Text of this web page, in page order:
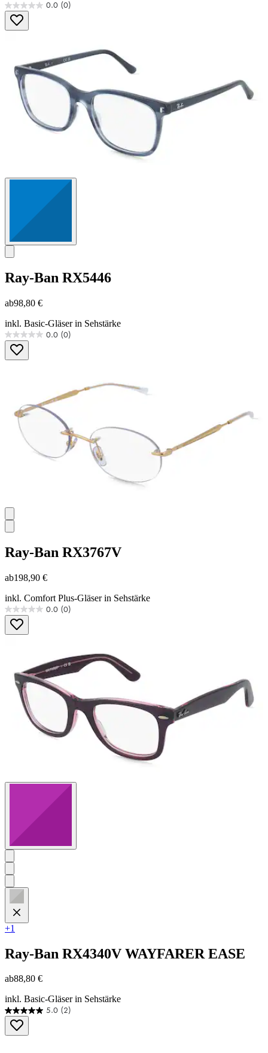
0.0 (0)
0.0
von
5
Ray-Ban RX5446
ab98,80 €
inkl. Basic-Gläser in Sehstärke
0.0 (0)
0.0
von
5
Ray-Ban RX3767V
ab198,90 €
inkl. Comfort Plus-Gläser in Sehstärke
0.0 (0)
0.0
von
5
+1
Ray-Ban RX4340V WAYFARER EASE
ab88,80 €
inkl. Basic-Gläser in Sehstärke
5.0 (2)
5.0
von
5